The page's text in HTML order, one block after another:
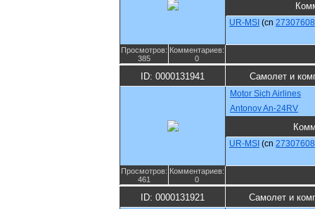
UR-MSI (cn 27307608
Просмотров:
385
Комментариев:
0
ID: 0000131941 Самолет и
Motor Sich Airlines
Antonov An-24RV
UR-MSI (cn 27307608
Просмотров:
461
Комментариев:
0
ID: 0000131921 Самолет и